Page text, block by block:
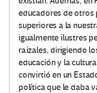
educadores de otros
superiores a la
igualmente ilustres
raizales, dirigiendo
educación y la
convirtió en un
política que le daba